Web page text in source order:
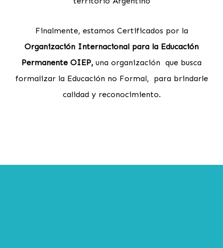
Finalmente, estamos Certificados por la
Organización Internacional para la Educación
Permanente OIEP, una organización que busca
formalizar la Educación no Formal, para brindarle
calidad y reconocimiento.